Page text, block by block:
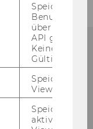
Speichert
über die
API gesendet
Keine
Speichert
Viewport-
Speichert die
aktiven